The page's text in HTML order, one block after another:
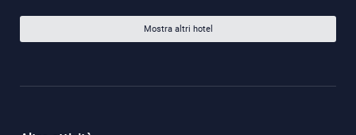
Mostra altri hotel